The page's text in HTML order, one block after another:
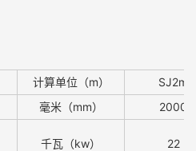
计算单位（m）
SJ2m
毫米（mm） 2000
千瓦（kw） 22